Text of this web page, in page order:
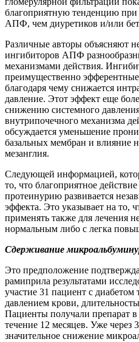
благоприятную тенденцию
АПФ, чем диуретиков и/или
Различные авторы объясняют
ингибиторов АПФ
механизмами действия.
преимущественно
благодаря чему снижается
давление. Этот эффект еще
снижению системного
внутрипочечного механизма
обсуждается уменьшение
базальных мембран и влияние
мезанглия.
Следующей информацией,
то, что благоприятное
протеинурию развивается
эффекта. Это указывает на
применять также для лечения
нормальным либо с легка
Сдерживание
Это предположение
рамиприла результатами
участие 31 пациент с
давлением крови,
Пациенты получали препарат в
течение 12 месяцев. Уже через
значительное снижение